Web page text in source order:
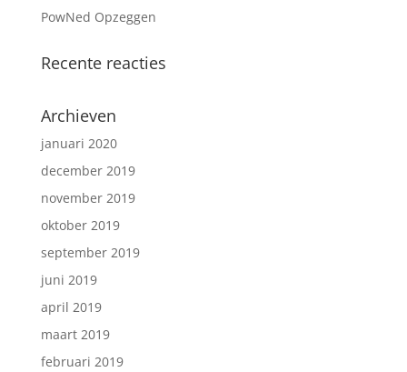
PowNed Opzeggen
Recente reacties
Archieven
januari 2020
december 2019
november 2019
oktober 2019
september 2019
juni 2019
april 2019
maart 2019
februari 2019